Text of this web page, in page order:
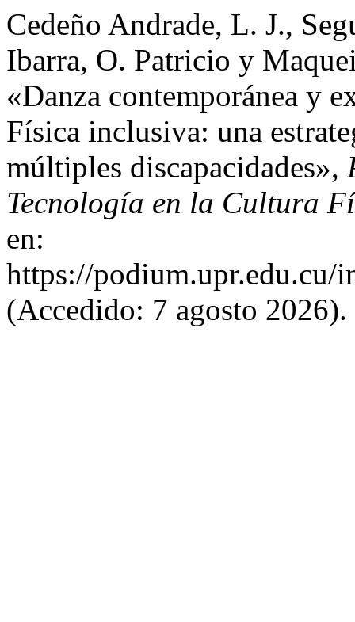
Cedeño Andrade, L. J.,
Ibarra, O. Patricio y
«Danza contemporánea y
Física inclusiva: una
múltiples discapacidades»,
Tecnología en la Cultura
en:
https://
(Accedido: 7 agosto 2026).